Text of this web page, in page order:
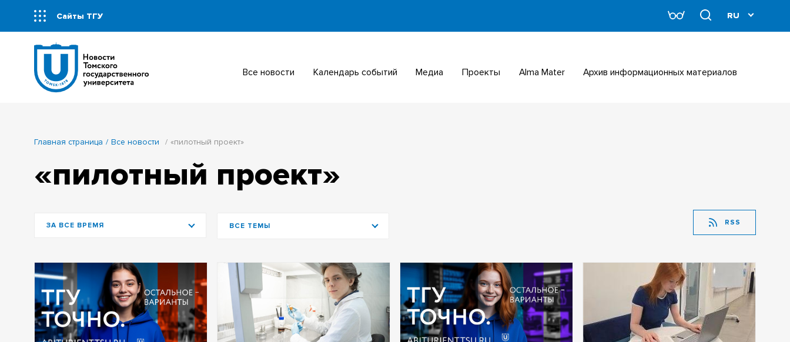
Сайты ТГУ
Все новости Календарь событий Медиа Проекты Alma Mater Архив информационных материалов
Главная страница Все новости «пилотный проект»
«пилотный проект»
ЗА ВСЕ ВРЕМЯ ВСЕ ТЕМЫ RSS